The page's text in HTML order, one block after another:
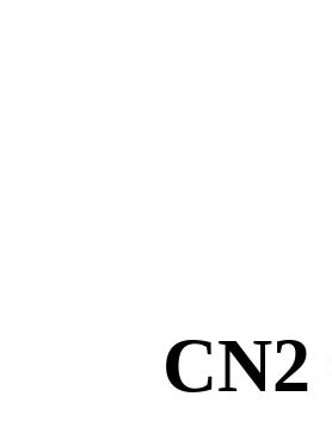
CN2